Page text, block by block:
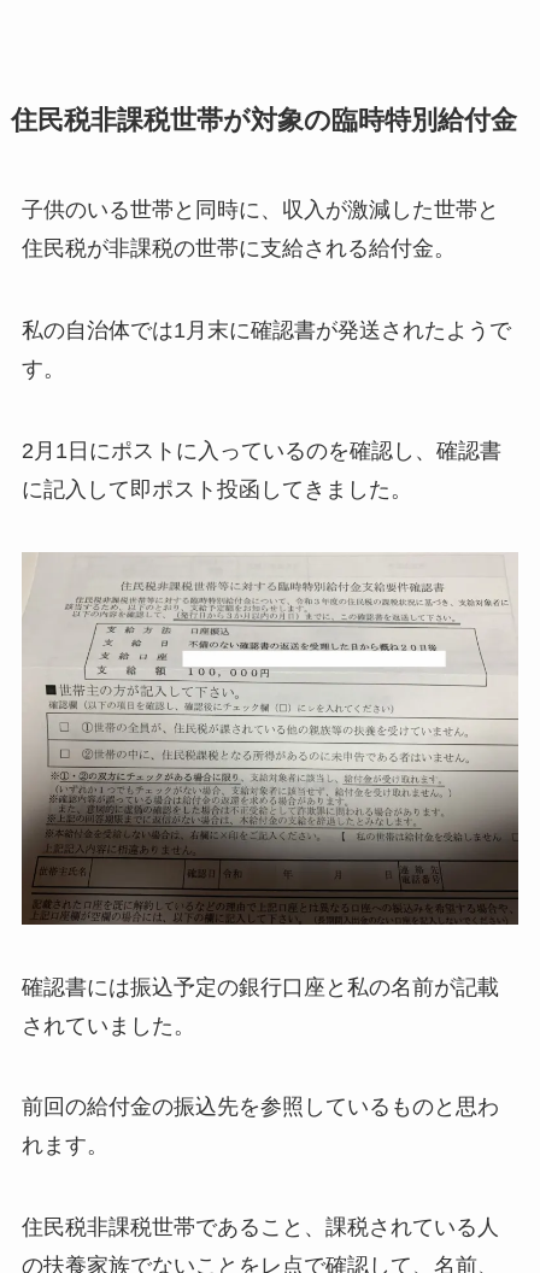
住民税非課税世帯が対象の臨時特別給付金
子供のいる世帯と同時に、収入が激減した世帯と
住民税が非課税の世帯に支給される給付金。
私の自治体では1月末に確認書が発送されたようで
す。
2月1日にポストに入っているのを確認し、確認書
に記入して即ポスト投函してきました。
確認書には振込予定の銀行口座と私の名前が記載
されていました。
前回の給付金の振込先を参照しているものと思わ
れます。
住民税非課税世帯であること、課税されている人
の扶養家族でないことをレ点で確認して、名前、